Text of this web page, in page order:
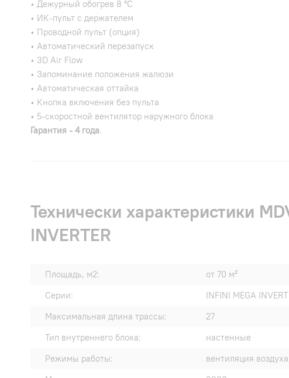
• Дежурный обогрев 8 °С
• ИК-пульт с держателем
• Проводной пульт (опция)
• Автоматический перезапуск
• 3D Air Flow
• Запоминание положения жалюзи
• Автоматическая оттайка
• Кнопка включения без пульта
• 5-скоростной вентилятор наружного блока
Гарантия - 4 года.
Технически характеристики
INVERTER
Площадь, м2:
от 70 м²
Серии:
INFINI MEGA
Максимальная длина трассы:
27
Тип внутреннего блока:
настенные
Режимы работы:
вентиляция